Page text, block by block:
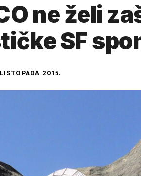
ne želi
SF
2015.